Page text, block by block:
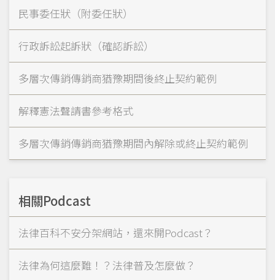
民事委任狀（附委任狀）
行政訴訟起訴狀（確認訴訟）
多層次傳銷傳銷商猶豫期間後終止契約範例
解釋憲法聲請書參考格式
多層次傳銷傳銷商猶豫期間內解除或終止契約範例
相關Podcast
法律百科不安分架網站，還來開Podcast？
法律為何這麼難！？法律普及怎麼做？